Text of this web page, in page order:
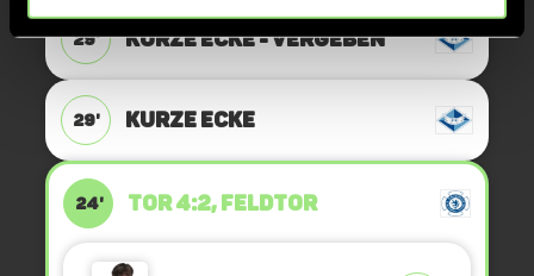
29' KURZE ECKE - VERGEBEN
29' KURZE ECKE
24' TOR 4:2, FELDTOR